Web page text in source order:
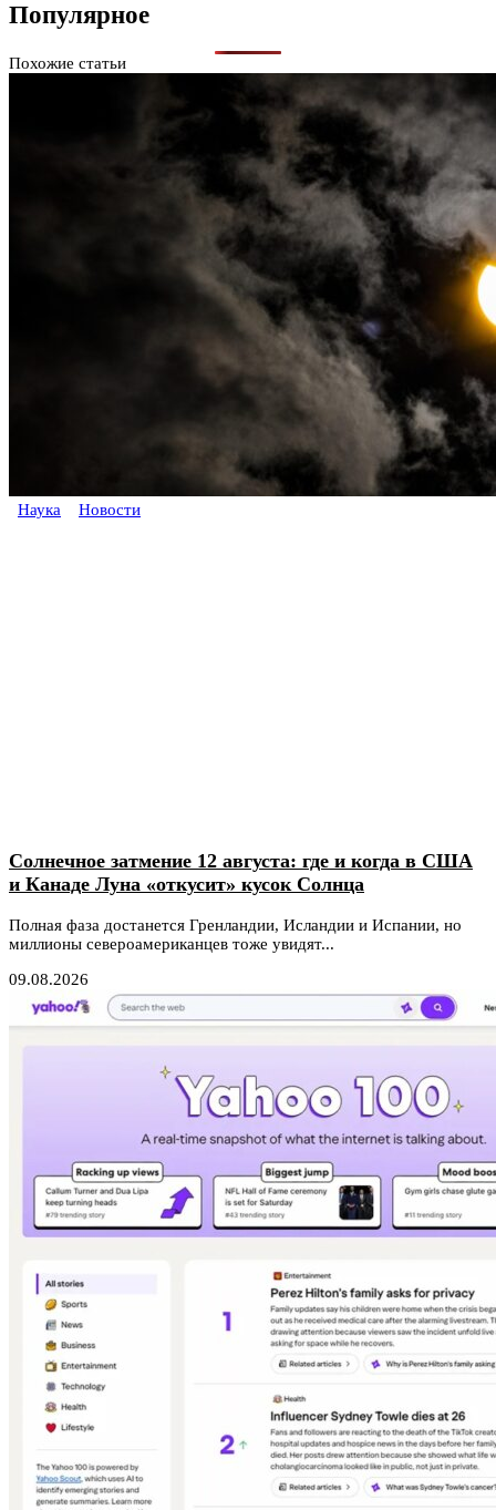
Популярное
Похожие статьи
Наука Новости
Солнечное затмение 12 августа: где и когда в США
и Канаде Луна «откусит» кусок Солнца
Полная фаза достанется Гренландии, Исландии и Испании, но
миллионы североамериканцев тоже увидят...
09.08.2026